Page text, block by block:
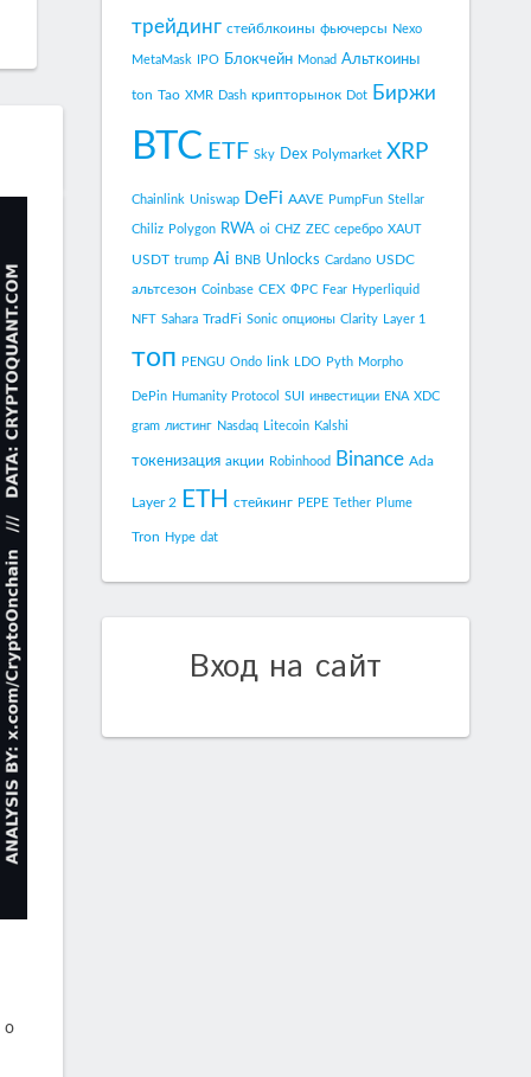
о
трейдинг стейблкоины фьючерсы Nexo
MetaMask IPO Блокчейн Monad Альткоины
ton Tao XMR Dash крипторынок Dot Биржи
BTC ETF Sky Dex Polymarket XRP
Chainlink Uniswap DeFi AAVE PumpFun Stellar
Chiliz Polygon RWA oi CHZ ZEC серебро XAUT
USDT trump Ai BNB Unlocks Cardano USDC
альтсезон Coinbase CEX ФРС Fear Hyperliquid
NFT Sahara TradFi Sonic опционы Clarity Layer 1
топ PENGU Ondo link LDO Pyth Morpho
DePin Humanity Protocol SUI инвестиции ENA XDC
gram листинг Nasdaq Litecoin Kalshi
токенизация акции Robinhood Binance Ada
Layer 2 ETH стейкинг PEPE Tether Plume
Tron Hype dat
Вход на сайт